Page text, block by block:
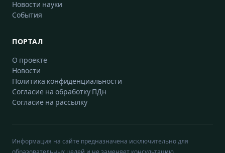
Новости науки
События
ПОРТАЛ
О проекте
Новости
Политика конфиденциальности
Согласие на обработку ПДн
Согласие на рассылку
Информация на сайте предназначена исключительно для